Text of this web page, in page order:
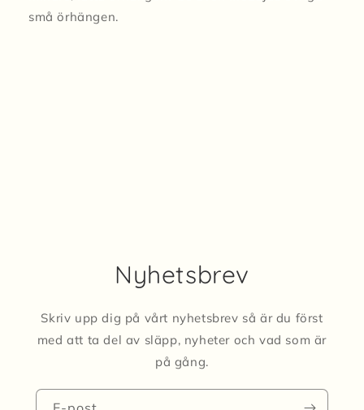
små örhängen.
Nyhetsbrev
Skriv upp dig på vårt nyhetsbrev så är du först
med att ta del av släpp, nyheter och vad som är
på gång.